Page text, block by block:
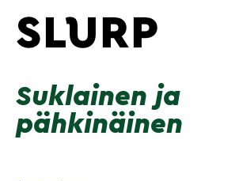
Suklainen ja
pähkinäinen